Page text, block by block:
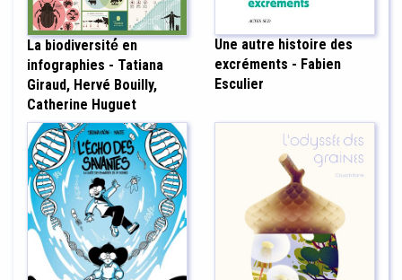
La biodiversité́ en
infographies - Tatiana
Giraud, Hervé Bouilly,
Catherine Huguet
Une autre histoire des
excréments - Fabien
Esculier